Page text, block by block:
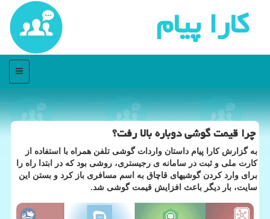
كارا پیام
منو
چرا قیمت گوشی دوباره بالا رفت؟
به گزارش كارا پیام داستان واردات گوشی تلفن همراه با استفاده از
كارت ملی و ثبت در سامانه ی رجیستری، روشی بود كه در ابتدا راه را
برای وارد كردن گوشیهای قاچاق به اسم مسافری باز كرد و بستن این
سایت، بار دیگر باعث افزایش قیمت گوشی شد.